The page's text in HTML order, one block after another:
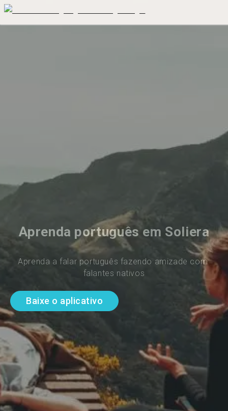
Aprenda português em Soliera
Aprenda a falar português fazendo amizade com
falantes nativos
Baixe o aplicativo